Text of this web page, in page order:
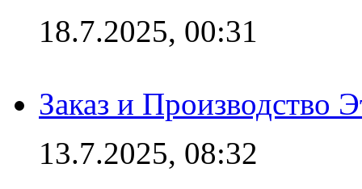
18.7.2025, 00:31
Заказ и Производство
13.7.2025, 08:32